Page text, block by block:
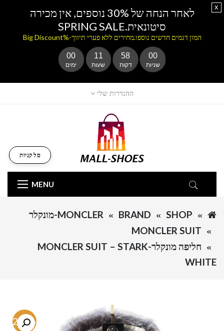
ההגדרות שלי
MENU
סל קניות
SHOP
BRAND
MONCLER-מונקלר
MONCLER SUIT
חליפה מונקלר-MONCLER SUIT – STARK
WHITE
-72.8%
לאחר הנחה של 30% נוספים, אין מכירה
סיטונאית.SPRING SALE
המון דגמים חדשים נוספו.מחירים ללא פערי תיווך-%Big Discount
00
ימים
11
שעות
58
דקות
00
שניות
x